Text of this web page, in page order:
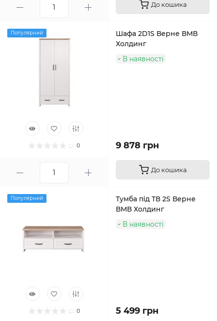
До кошика
Популярний
0
Шафа 2D1S Верне ВМВ
Холдинг
В наявності
9 878 грн
До кошика
Популярний
0
Тумба під ТВ 2S Верне
ВМВ Холдинг
В наявності
5 499 грн